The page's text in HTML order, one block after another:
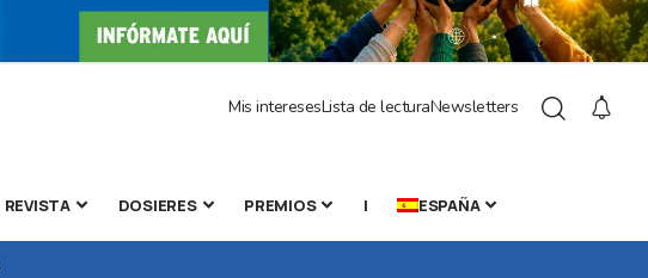
Mis interesesLista de lecturaNewsletters
REVISTA DOSIERES PREMIOS | ESPAÑA